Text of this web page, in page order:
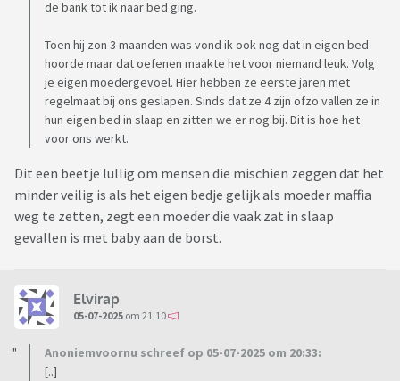
de bank tot ik naar bed ging.
Toen hij zon 3 maanden was vond ik ook nog dat in eigen bed
hoorde maar dat oefenen maakte het voor niemand leuk. Volg
je eigen moedergevoel. Hier hebben ze eerste jaren met
regelmaat bij ons geslapen. Sinds dat ze 4 zijn ofzo vallen ze in
hun eigen bed in slaap en zitten we er nog bij. Dit is hoe het
voor ons werkt.
Dit een beetje lullig om mensen die mischien zeggen dat het
minder veilig is als het eigen bedje gelijk als moeder maffia
weg te zetten, zegt een moeder die vaak zat in slaap
gevallen is met baby aan de borst.
Elvirap
05-07-2025 om 21:10
Anoniemvoornu schreef op 05-07-2025 om 20:33:
[..]